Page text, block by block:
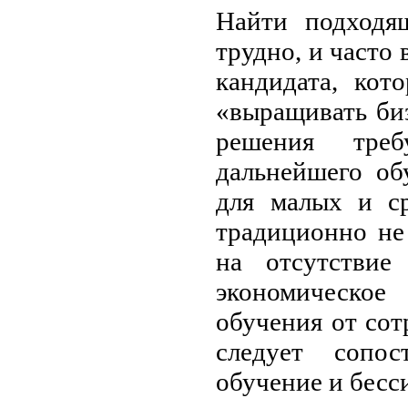
Найти
трудно, и часто
кандидата,
«выращивать
решения
дальнейшего
для малых и
традиционно
на
обучения от
следует
обучение и